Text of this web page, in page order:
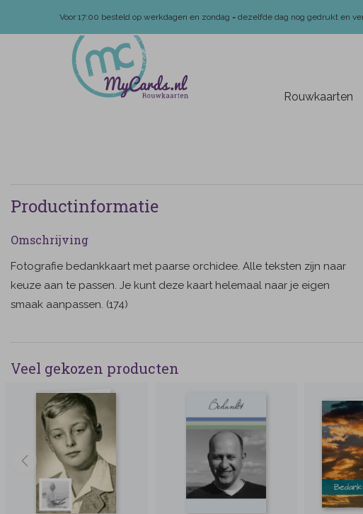
Voor 17:00 besteld op werkdagen en zondag = dezelfde dag nog gedrukt en
Rouwkaarten
Productinformatie
Omschrijving
Fotografie bedankkaart met paarse orchidee. Alle teksten zijn naar
keuze aan te passen. Je kunt deze kaart helemaal naar je eigen
smaak aanpassen. (174)
Veel gekozen producten